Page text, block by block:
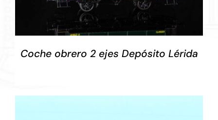
Coche obrero 2 ejes Depósito Lérida